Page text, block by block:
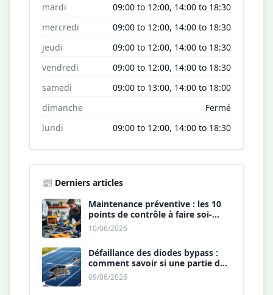
mardi
09:00 to 12:00, 14:00 to 18:30
mercredi
09:00 to 12:00, 14:00 to 18:30
jeudi
09:00 to 12:00, 14:00 to 18:30
vendredi
09:00 to 12:00, 14:00 to 18:30
samedi
09:00 to 13:00, 14:00 to 18:00
dimanche
Fermé
lundi
09:00 to 12:00, 14:00 to 18:30
📰 Derniers articles
Maintenance préventive : les 10
points de contrôle à faire soi-
même chaque année.
10/06/2026
Défaillance des diodes bypass :
comment savoir si une partie de
votre panneau est morte ?
09/06/2026